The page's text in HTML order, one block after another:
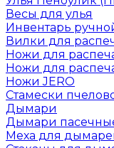
Весы для улья
Инвентарь
Вилки для
Ножи для
Ножи для
Ножи JERO
Стамески
Дымари
Дымари
Меха для